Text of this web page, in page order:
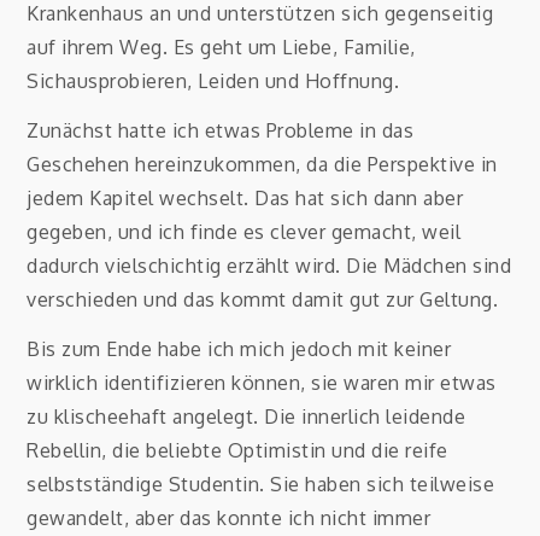
Krankenhaus an und unterstützen sich gegenseitig
auf ihrem Weg. Es geht um Liebe, Familie,
Sichausprobieren, Leiden und Hoffnung.
Zunächst hatte ich etwas Probleme in das
Geschehen hereinzukommen, da die Perspektive in
jedem Kapitel wechselt. Das hat sich dann aber
gegeben, und ich finde es clever gemacht, weil
dadurch vielschichtig erzählt wird. Die Mädchen sind
verschieden und das kommt damit gut zur Geltung.
Bis zum Ende habe ich mich jedoch mit keiner
wirklich identifizieren können, sie waren mir etwas
zu klischeehaft angelegt. Die innerlich leidende
Rebellin, die beliebte Optimistin und die reife
selbstständige Studentin. Sie haben sich teilweise
gewandelt, aber das konnte ich nicht immer